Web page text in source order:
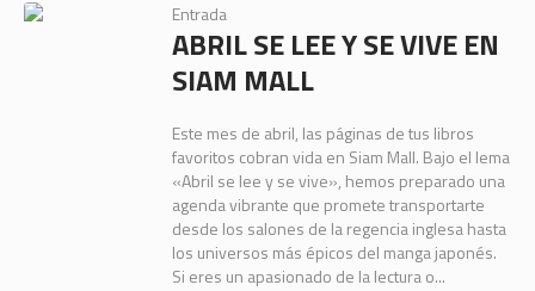
Entrada
ABRIL SE LEE Y SE VIVE EN
SIAM MALL
Este mes de abril, las páginas de tus libros
favoritos cobran vida en Siam Mall. Bajo el lema
«Abril se lee y se vive», hemos preparado una
agenda vibrante que promete transportarte
desde los salones de la regencia inglesa hasta
los universos más épicos del manga japonés.
Si eres un apasionado de la lectura o...